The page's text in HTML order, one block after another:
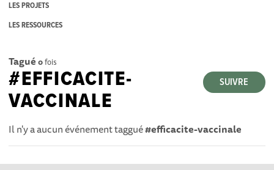
LES PROJETS
LES RESSOURCES
Tagué 0fois
SUIVRE
#EFFICACITE-
VACCINALE
Il n'y a aucun événement taggué#efficacite-vaccinale